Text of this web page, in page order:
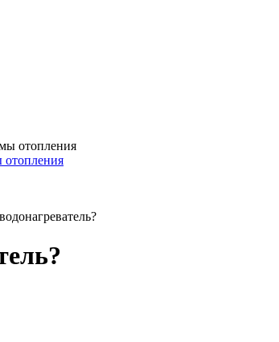
отопления